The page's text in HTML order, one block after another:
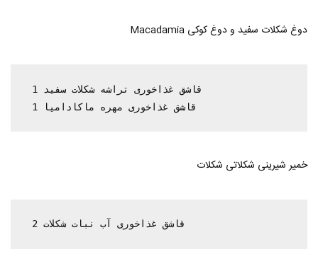
دوغ شکلات سفید و دوغ کوکی Macadamia
1 قاشق غذاخوری مهره ماکادامیا
خمیر شیرینی شکلاتی شکلات
2 قاشق غذاخوری آب نبات شکلات